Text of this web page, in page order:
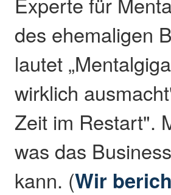
des ehemaligen
lautet
wirklich
Zeit im Restart".
was das
kann. (Wir